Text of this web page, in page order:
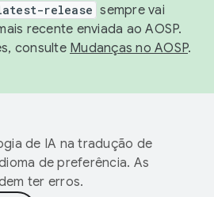
release sempre vai
recente enviada ao AOSP.
consulte Mudanças no AOSP.
de IA na tradução de
de preferência. As
ter erros.